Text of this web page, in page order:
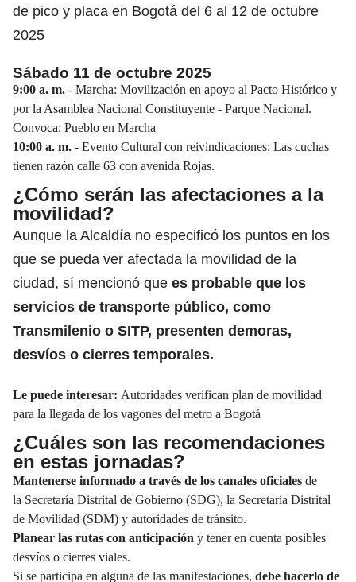
de pico y placa en Bogotá del 6 al 12 de octubre
2025
Sábado 11 de octubre 2025
9:00 a. m. - Marcha: Movilización en apoyo al Pacto Histórico y
por la Asamblea Nacional Constituyente - Parque Nacional.
Convoca: Pueblo en Marcha
10:00 a. m. - Evento Cultural con reivindicaciones: Las cuchas
tienen razón calle 63 con avenida Rojas.
¿Cómo serán las afectaciones a la
movilidad?
Aunque la Alcaldía no especificó los puntos en los
que se pueda ver afectada la movilidad de la
ciudad, sí mencionó que es probable que los
servicios de transporte público, como
Transmilenio o SITP, presenten demoras,
desvíos o cierres temporales.
Le puede interesar: Autoridades verifican plan de movilidad
para la llegada de los vagones del metro a Bogotá
¿Cuáles son las recomendaciones
en estas jornadas?
Mantenerse informado a través de los canales oficiales de
la Secretaría Distrital de Gobierno (SDG), la Secretaría Distrital
de Movilidad (SDM) y autoridades de tránsito.
Planear las rutas con anticipación y tener en cuenta posibles
desvíos o cierres viales.
Si se participa en alguna de las manifestaciones, debe hacerlo de